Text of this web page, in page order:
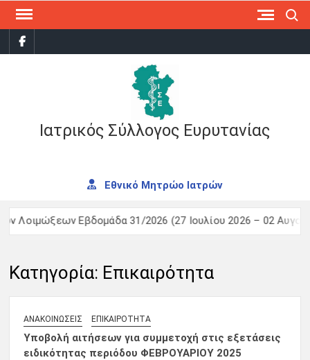
Skip
contentfacebook
Ιατρικός Σύλλογος Ευρυτανίας
Εθνικό Μητρώο Ιατρών
Εβδομάδα 31/2026 (27 Ιουλίου 2026 – 02 Αυγούστου
Κατηγορία: Επικαιρότητα
ΑΝΑΚΟΙΝΏΣΕΙΣ ΕΠΙΚΑΙΡΌΤΗΤΑ
Υποβολή αιτήσεων για συμμετοχή στις εξετάσεις
ειδικότητας περιόδου ΦΕΒΡΟΥΑΡΙΟΥ 2025